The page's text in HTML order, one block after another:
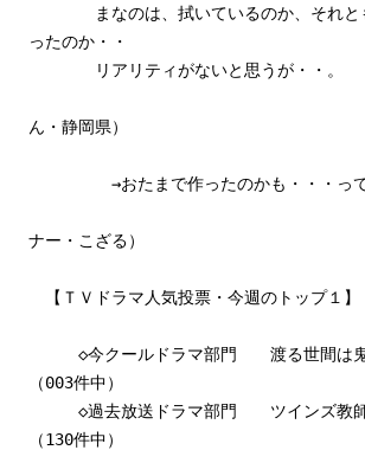
まなのは、拭いているのか、それと
ったのか・・
リアリティがないと思うが・・。
（し
ん・静岡県）
→おたまで作ったのかも・・・って
（オ
ナー・こざる）
【ＴＶドラマ人気投票・今週のトップ１】
◇今クールドラマ部門 渡る世間は
（003件中）
◇過去放送ドラマ部門 ツイン
（130件中）